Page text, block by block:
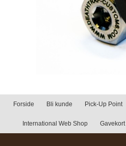
Forside Bli kunde Pick-Up Point
International Web Shop Gavekort